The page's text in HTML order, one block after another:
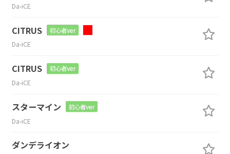
Da-iCE
CITRUS 初心者ver
Da-iCE
CITRUS 初心者ver
Da-iCE
スターマイン 初心者ver
Da-iCE
ダンデライオン